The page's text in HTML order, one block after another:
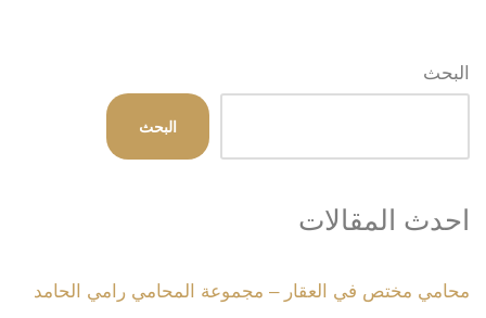
البحث
البحث
احدث المقالات
محامي مختص في العقار – مجموعة المحامي رامي الحامد